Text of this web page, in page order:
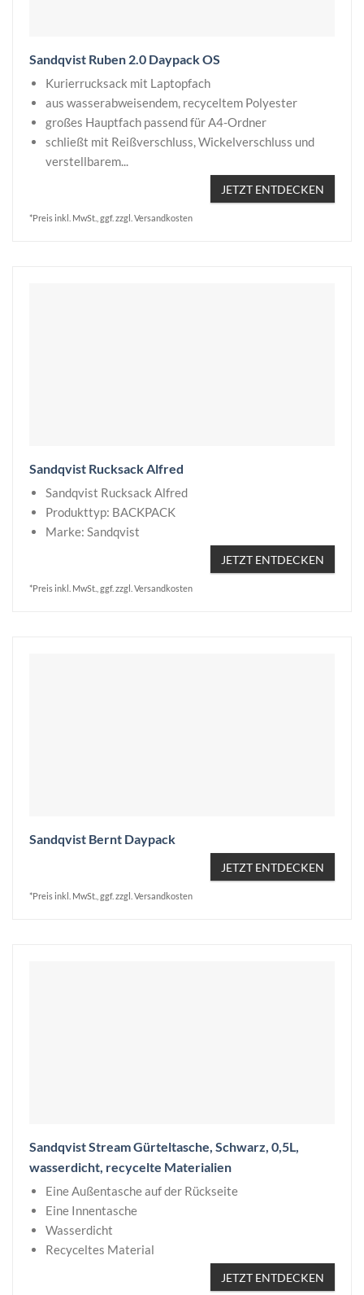
Sandqvist Ruben 2.0 Daypack OS
Kurierrucksack mit Laptopfach
aus wasserabweisendem, recyceltem Polyester
großes Hauptfach passend für A4-Ordner
schließt mit Reißverschluss, Wickelverschluss und
verstellbarem...
JETZT ENTDECKEN
*Preis inkl. MwSt., ggf. zzgl. Versandkosten
Sandqvist Rucksack Alfred
Sandqvist Rucksack Alfred
Produkttyp: BACKPACK
Marke: Sandqvist
JETZT ENTDECKEN
*Preis inkl. MwSt., ggf. zzgl. Versandkosten
Sandqvist Bernt Daypack
JETZT ENTDECKEN
*Preis inkl. MwSt., ggf. zzgl. Versandkosten
Sandqvist Stream Gürteltasche, Schwarz, 0,5L,
wasserdicht, recycelte Materialien
Eine Außentasche auf der Rückseite
Eine Innentasche
Wasserdicht
Recyceltes Material
JETZT ENTDECKEN